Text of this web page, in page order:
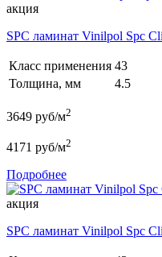
акция
SPC ламинат Vinilpol Spc
Класс применения 43
Толщина, мм
4.5
3649 руб/м2
4171 руб/м2
Подробнее
акция
SPC ламинат Vinilpol Spc